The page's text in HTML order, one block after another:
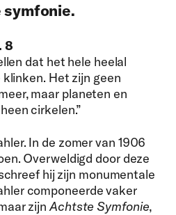
8
dat het hele heelal
Het zijn geen
maar planeten en
cirkelen.”
In de zomer van 1906
Overweldigd door deze
hij zijn monumentale
componeerde vaker
zijnAchtste Symfonie,